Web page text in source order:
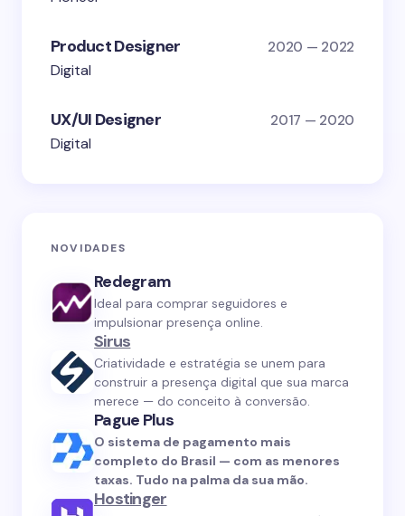
Product Designer 2020 — 2022
Digital
UX/UI Designer 2017 — 2020
Digital
NOVIDADES
Redegram
Ideal para comprar seguidores e
impulsionar presença online.
Sirus
Criatividade e estratégia se unem para
construir a presença digital que sua marca
merece — do conceito à conversão.
Pague Plus
O sistema de pagamento mais
completo do Brasil — com as menores
taxas. Tudo na palma da sua mão.
Hostinger